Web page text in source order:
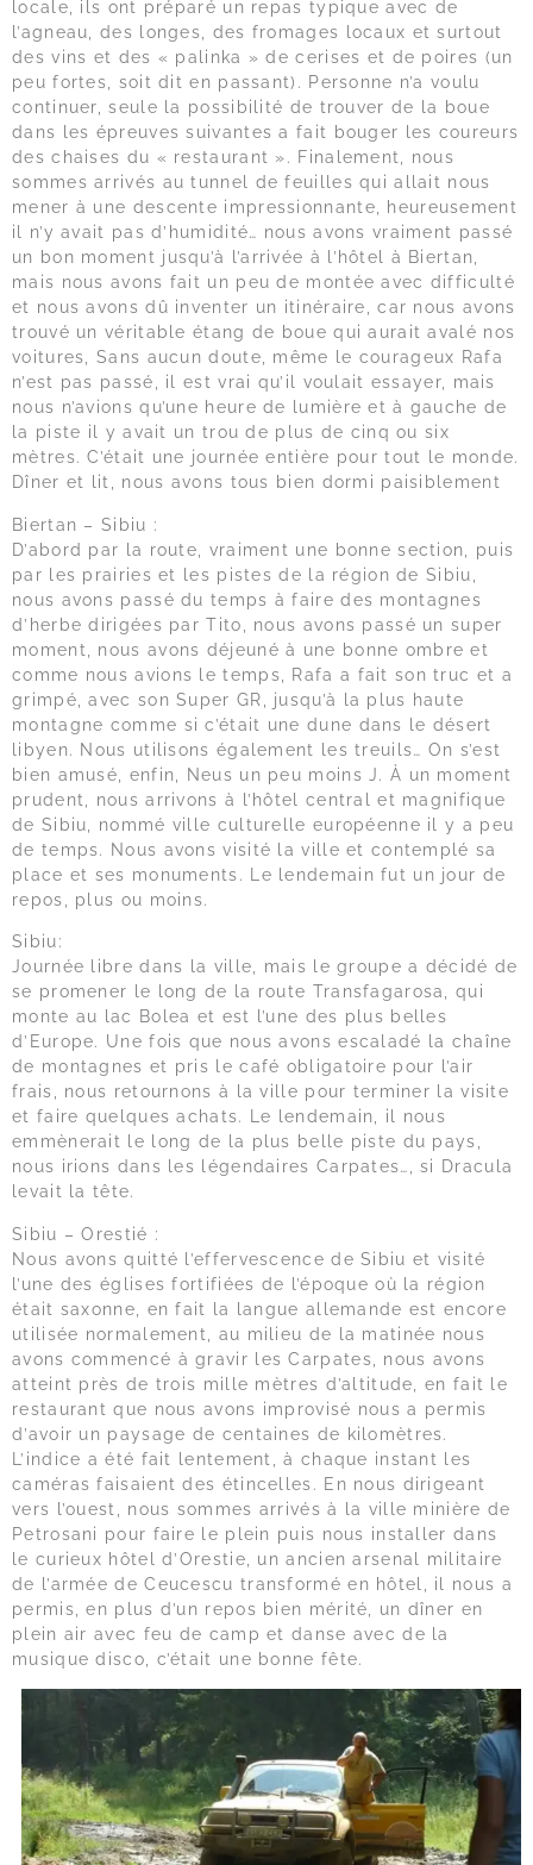
locale, ils ont préparé un repas typique avec de
l’agneau, des longes, des fromages locaux et surtout
des vins et des « palinka » de cerises et de poires (un
peu fortes, soit dit en passant). Personne n’a voulu
continuer, seule la possibilité de trouver de la boue
dans les épreuves suivantes a fait bouger les coureurs
des chaises du « restaurant ». Finalement, nous
sommes arrivés au tunnel de feuilles qui allait nous
mener à une descente impressionnante, heureusement
il n’y avait pas d’humidité… nous avons vraiment passé
un bon moment jusqu’à l’arrivée à l’hôtel à Biertan,
mais nous avons fait un peu de montée avec difficulté
et nous avons dû inventer un itinéraire, car nous avons
trouvé un véritable étang de boue qui aurait avalé nos
voitures, Sans aucun doute, même le courageux Rafa
n’est pas passé, il est vrai qu’il voulait essayer, mais
nous n’avions qu’une heure de lumière et à gauche de
la piste il y avait un trou de plus de cinq ou six
mètres. C’était une journée entière pour tout le monde.
Dîner et lit, nous avons tous bien dormi paisiblement
Biertan – Sibiu :
D’abord par la route, vraiment une bonne section, puis
par les prairies et les pistes de la région de Sibiu,
nous avons passé du temps à faire des montagnes
d’herbe dirigées par Tito, nous avons passé un super
moment, nous avons déjeuné à une bonne ombre et
comme nous avions le temps, Rafa a fait son truc et a
grimpé, avec son Super GR, jusqu’à la plus haute
montagne comme si c’était une dune dans le désert
libyen. Nous utilisons également les treuils… On s’est
bien amusé, enfin, Neus un peu moins J. À un moment
prudent, nous arrivons à l’hôtel central et magnifique
de Sibiu, nommé ville culturelle européenne il y a peu
de temps. Nous avons visité la ville et contemplé sa
place et ses monuments. Le lendemain fut un jour de
repos, plus ou moins.
Sibiu:
Journée libre dans la ville, mais le groupe a décidé de
se promener le long de la route Transfagarosa, qui
monte au lac Bolea et est l’une des plus belles
d’Europe. Une fois que nous avons escaladé la chaîne
de montagnes et pris le café obligatoire pour l’air
frais, nous retournons à la ville pour terminer la visite
et faire quelques achats. Le lendemain, il nous
emmènerait le long de la plus belle piste du pays,
nous irions dans les légendaires Carpates…, si Dracula
levait la tête.
Sibiu – Orestié :
Nous avons quitté l’effervescence de Sibiu et visité
l’une des églises fortifiées de l’époque où la région
était saxonne, en fait la langue allemande est encore
utilisée normalement, au milieu de la matinée nous
avons commencé à gravir les Carpates, nous avons
atteint près de trois mille mètres d’altitude, en fait le
restaurant que nous avons improvisé nous a permis
d’avoir un paysage de centaines de kilomètres.
L’indice a été fait lentement, à chaque instant les
caméras faisaient des étincelles. En nous dirigeant
vers l’ouest, nous sommes arrivés à la ville minière de
Petrosani pour faire le plein puis nous installer dans
le curieux hôtel d’Orestie, un ancien arsenal militaire
de l’armée de Ceucescu transformé en hôtel, il nous a
permis, en plus d’un repos bien mérité, un dîner en
plein air avec feu de camp et danse avec de la
musique disco, c’était une bonne fête.